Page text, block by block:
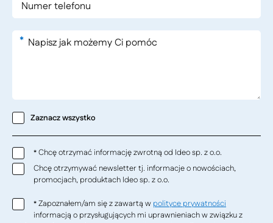
*
Zaznacz wszystko
*Chcę otrzymać informację zwrotną od Ideo sp. z o.o.
Chcę otrzymywać newsletter tj. informacje o nowościach,
promocjach, produktach Ideo sp. z o.o.
*Zapoznałem/am się z zawartą w polityce prywatności
informacją o przysługujących mi uprawnieniach w związku z